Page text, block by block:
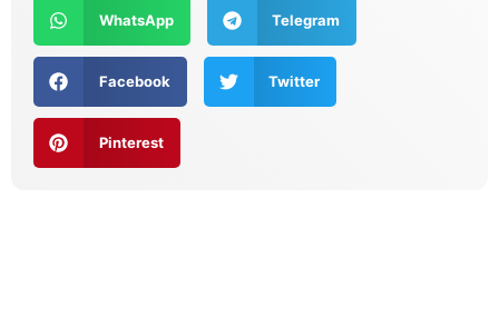
WhatsApp Telegram
Facebook Twitter
Pinterest